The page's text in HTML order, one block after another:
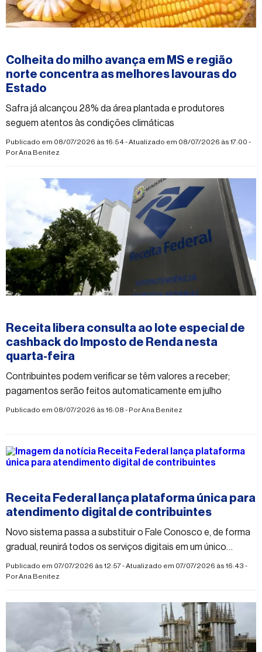
Colheita do milho avança em MS e região
norte concentra as melhores lavouras do
Estado
Safra já alcançou 28% da área plantada e produtores
seguem atentos às condições climáticas
Publicado em 08/07/2026 às 16:54 - Atualizado em 08/07/2026 às 17:00 -
PorAna Benitez
Receita libera consulta ao lote especial de
cashback do Imposto de Renda nesta
quarta-feira
Contribuintes podem verificar se têm valores a receber;
pagamentos serão feitos automaticamente em julho
Publicado em 08/07/2026 às 16:08 - PorAna Benitez
Receita Federal lança plataforma única para
atendimento digital de contribuintes
Novo sistema passa a substituir o Fale Conosco e, de forma
gradual, reunirá todos os serviços digitais em um único
ambiente
Publicado em 07/07/2026 às 12:57 - Atualizado em 07/07/2026 às 16:43 -
PorAna Benitez